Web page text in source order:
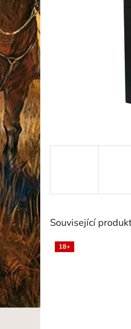
Související
18+